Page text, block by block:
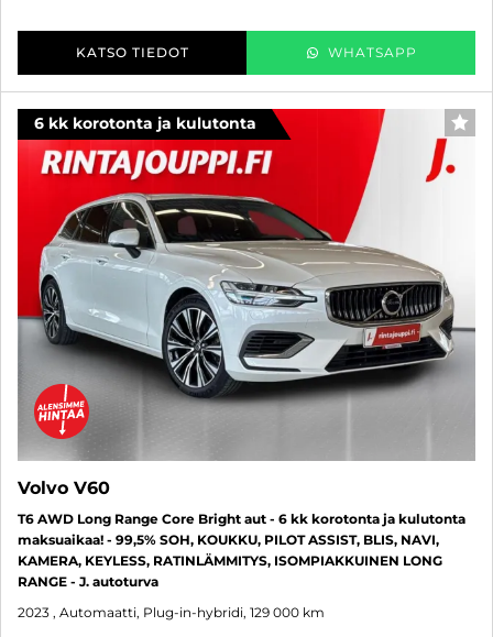
KATSO TIEDOT WHATSAPP
6 kk korotonta ja kulutonta
Volvo V60
T6 AWD Long Range Core Bright aut - 6 kk korotonta ja kulutonta
maksuaikaa! - 99,5% SOH, KOUKKU, PILOT ASSIST, BLIS, NAVI,
KAMERA, KEYLESS, RATINLÄMMITYS, ISOMPIAKKUINEN LONG
RANGE - J. autoturva
2023 , Automaatti, Plug-in-hybridi, 129 000 km